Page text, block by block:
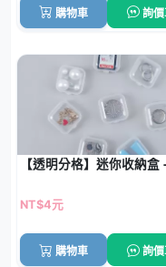
購物車 詢價
【透明分格】迷你收納
NT$4元
購物車 詢價